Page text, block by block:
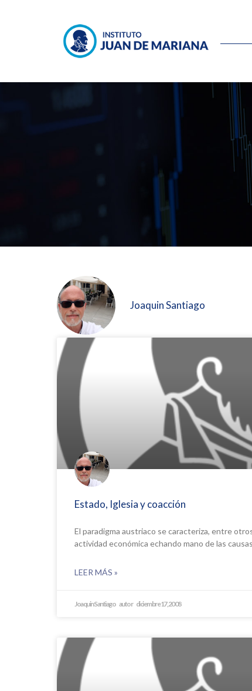
Joaquin Santiago
Estado, Iglesia y coacción
El paradigma austriaco se caracteriza, entre
actividad económica echando mano de las
LEER MÁS »
Joaquin Santiago diciembre 17, 2008